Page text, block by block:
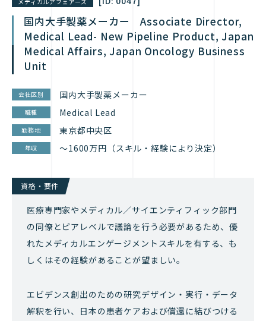
国内大手製薬メーカー Associate Director,
Medical Lead- New Pipeline Product, Japan
Medical Affairs, Japan Oncology Business
Unit
会社区別 国内大手製薬メーカー
職種 Medical Lead
勤務地 東京都中央区
年収 ～1600万円（スキル・経験により決定）
資格・要件
医療専門家やメディカル／サイエンティフィック部門
の同僚とピアレベルで議論を行う必要があるため、優
れたメディカルエンゲージメントスキルを有する、も
しくはその経験があることが望ましい。
エビデンス創出のための研究デザイン・実行・データ
解釈を行い、日本の患者ケアおよび償還に結びつける